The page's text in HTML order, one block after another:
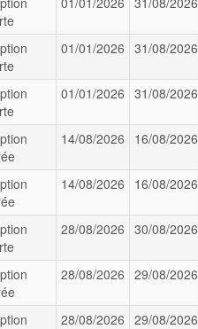
01/01/2026 31/08/2026
01/01/2026 31/08/2026
14/08/2026 16/08/2026
14/08/2026 16/08/2026
28/08/2026 30/08/2026
28/08/2026 29/08/2026
28/08/2026 29/08/2026